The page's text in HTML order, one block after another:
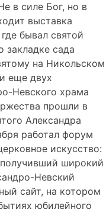
в силе Бог, но в
выставка
бывал святой
закладке сада
на Никольском
еще двух
Невского храма
прошли в
Александра
работал форум
искусство:
широкий
Невский
сайт, на котором
юбилейного